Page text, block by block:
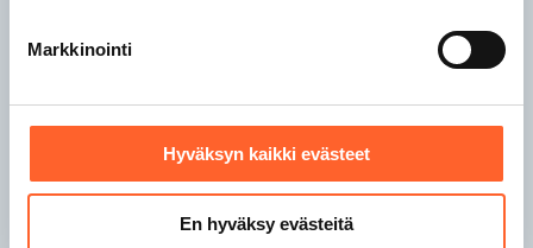
Markkinointi
Hyväksyn kaikki evästeet
En hyväksy evästeitä
Talliosake Tuusula
Talliosake Valkeakoski
Talliosake Vantaa
Talliosake Ylöjärvi